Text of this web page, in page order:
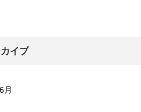
イブ
月